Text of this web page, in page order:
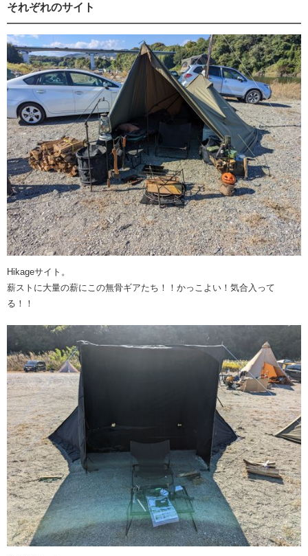
それぞれのサイト
Hikageサイト。
薪ストに大量の薪にこの無骨ギアたち！！かっこよい！気合入って
る！！